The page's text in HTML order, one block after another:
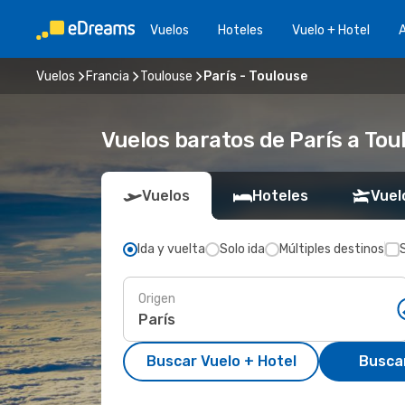
Vuelos Hoteles Vuelo + Hotel
Vuelos Francia Toulouse París - Toulouse
Vuelos baratos de París a
Vuelos Hoteles
Ida y vuelta Solo ida Múltiples destinos
Origen
Buscar Vuelo + Hotel